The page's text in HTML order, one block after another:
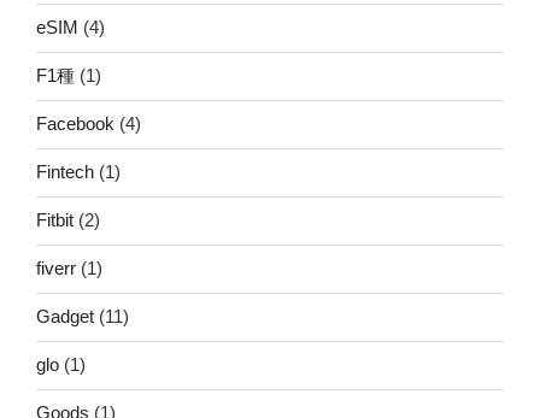
eSIM (4)
F1種 (1)
Facebook (4)
Fintech (1)
Fitbit (2)
fiverr (1)
Gadget (11)
glo (1)
Goods (1)